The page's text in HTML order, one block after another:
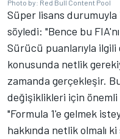
Photo by: Red Bull Content Pool
Süper lisans durumuyla
söyledi: "Bence bu
Sürücü puanlarıyla ilgili
konusunda netlik
zamanda gerçekleşir.
değişiklikleri için
"Formula 1'e gelmek
hakkında netlik olmalı